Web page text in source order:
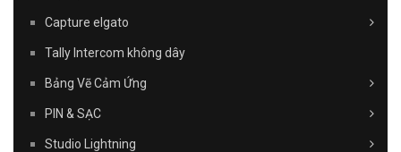
Capture elgato
Tally Intercom không dây
Bảng Vẽ Cảm Ứng
PIN & SẠC
Studio Lightning